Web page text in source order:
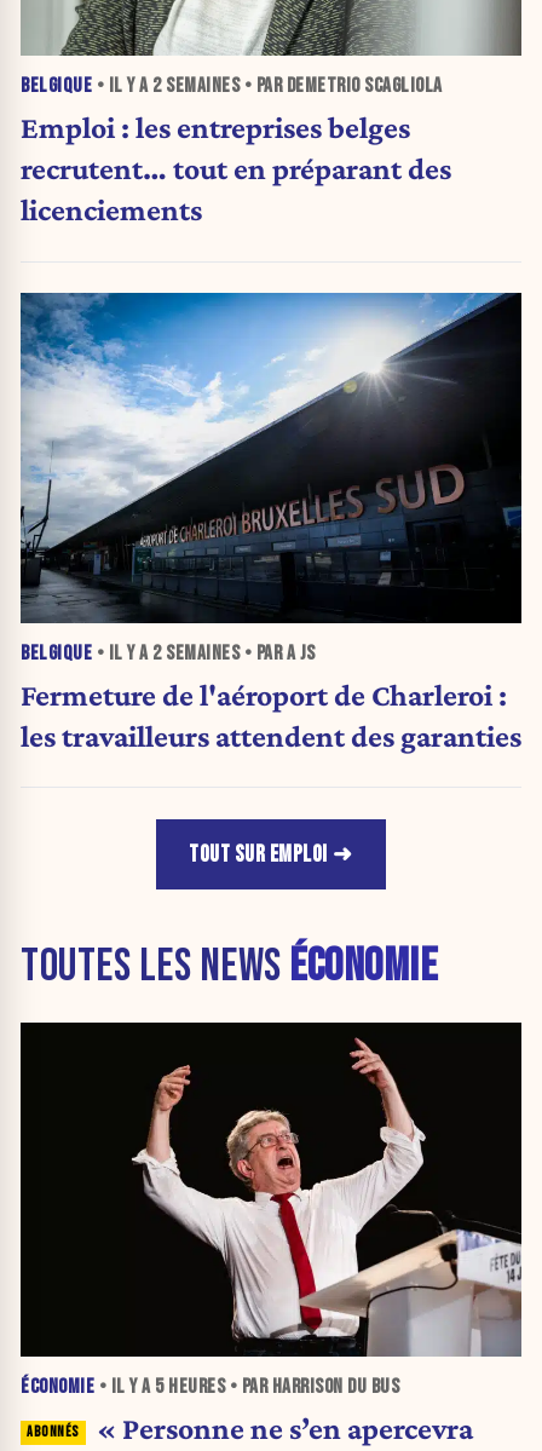
BELGIQUE • IL Y A 2 SEMAINES• PAR DEMETRIO SCAGLIOLA
Emploi : les entreprises belges
recrutent… tout en préparant des
licenciements
BELGIQUE • IL Y A 2 SEMAINES• PAR A JS
Fermeture de l'aéroport de Charleroi :
les travailleurs attendent des garanties
TOUT SUR EMPLOI
TOUTES LES NEWS ÉCONOMIE
ÉCONOMIE • IL Y A 5 HEURES• PAR HARRISON DU BUS
« Personne ne s’en apercevra